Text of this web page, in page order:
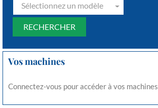
Sélectionnez un modèle
Vos machines
Connectez-vous pour accéder à vos machines